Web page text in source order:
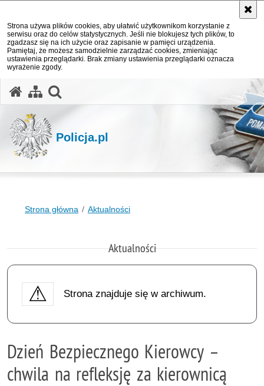
Strona używa plików cookies, aby ułatwić użytkownikom korzystanie z
serwisu oraz do celów statystycznych. Jeśli nie blokujesz tych plików, to
zgadzasz się na ich użycie oraz zapisanie w pamięci urządzenia.
Pamiętaj, że możesz samodzielnie zarządzać cookies, zmieniając
ustawienia przeglądarki. Brak zmiany ustawienia przeglądarki oznacza
wyrażenie zgody.
Policja.pl
Strona główna Aktualności
Aktualności
Strona znajduje się w archiwum.
Dzień Bezpiecznego Kierowcy –
chwila na refleksję za kierownicą